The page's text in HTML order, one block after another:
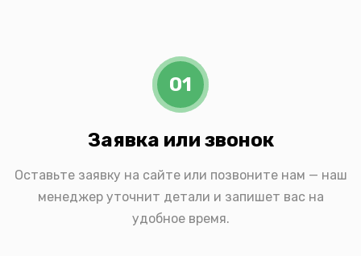
01
Заявка или звонок
Оставьте заявку на сайте или позвоните нам — наш
менеджер уточнит детали и запишет вас на
удобное время.